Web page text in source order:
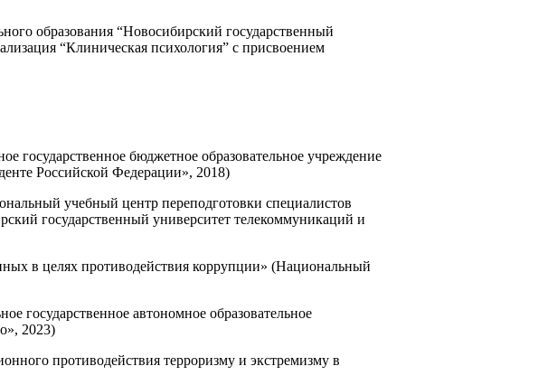
образования “Новосибирский государственный
“Клиническая психология” с присвоением
государственное бюджетное образовательное учреждение
Российской Федерации», 2018)
учебный центр переподготовки специалистов
государственный университет телекоммуникаций и
в целях противодействия коррупции» (Национальный
государственное автономное образовательное
2023)
противодействия терроризму и экстремизму в